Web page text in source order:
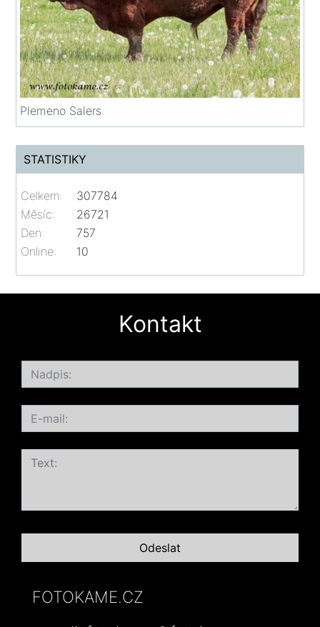
Plemeno Salers
STATISTIKY
Online: 10
Celkem:
307784
Měsíc:
26721
Den:
757
Kontakt
FOTOKAME.CZ